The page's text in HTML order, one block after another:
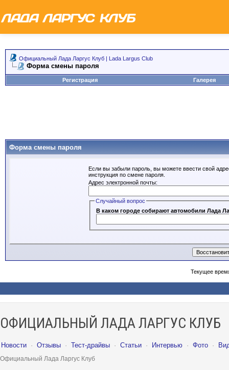
Официальный Лада Ларгус Клуб | Lada Largus Club
Форма смены пароля
Регистрация Галерея
Форма смены пароля
Если вы забыли пароль, вы можете ввести свой
инструкция по смене пароля.
Адрес электронной почты:
Случайный вопрос
В каком городе собирают автомобили Лада
Текущее
ОФИЦИАЛЬНЫЙ ЛАДА ЛАРГУС КЛУБ
Новости · Отзывы · Тест-драйвы · Статьи · Интервью · Фото ·
Официальный Лада Ларгус Клуб